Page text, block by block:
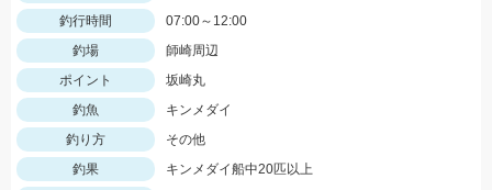
釣行時間
07:00～12:00
釣場
師崎周辺
ポイント
坂崎丸
釣魚
キンメダイ
釣り方
その他
釣果
キンメダイ船中20匹以上